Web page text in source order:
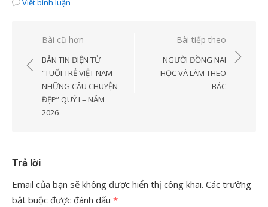
Viết bình luận
Điều
hướng
bài
viết
Bài cũ hơn
BẢN TIN ĐIỆN TỬ
“TUỔI TRẺ VIỆT NAM
NHỮNG CÂU CHUYỆN
ĐẸP” QUÝ I – NĂM
2026
Bài tiếp theo
NGƯỜI ĐỒNG NAI
HỌC VÀ LÀM THEO
BÁC
Trả lời
Email của bạn sẽ không được hiển thị công khai. Các trường
bắt buộc được đánh dấu *